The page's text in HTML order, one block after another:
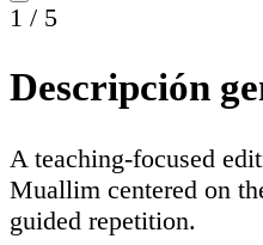
1 / 5
Descripción
A teaching-focused
Muallim centered on
guided repetition.